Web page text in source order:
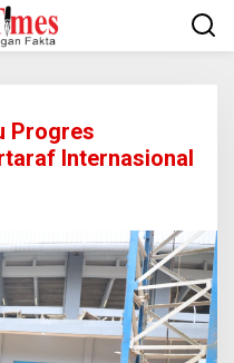
Progres
Internasional